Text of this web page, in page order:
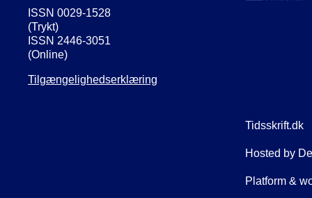
ISSN 0029-1528
(Trykt)
ISSN 2446-3051
(Online)
Tilgængelighedserklæring